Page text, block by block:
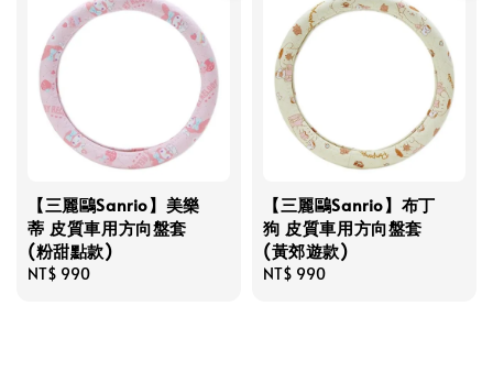
【三麗鷗Sanrio】美樂
蒂 皮質車用方向盤套
(粉甜點款)
Regular
NT$ 990
【三麗鷗Sanrio】布丁
狗 皮質車用方向盤套
(黃郊遊款)
Regular
NT$ 990